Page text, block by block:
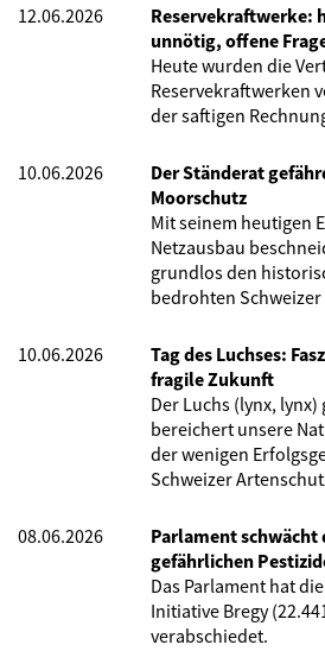
12.06.2026
Reservekraftwerke:
unnötig, offene
Heute wurden die
Reservekraftwerken
der saftigen
10.06.2026
Der Ständerat
Moorschutz
Mit seinem heutigen
Netzausbau
grundlos den
bedrohten
10.06.2026
Tag des Luchses:
fragile Zukunft
Der Luchs (lynx,
bereichert unsere
der wenigen
Schweizer
08.06.2026
Parlament schwächt
gefährlichen
Das Parlament hat
Initiative Bregy
verabschiedet.